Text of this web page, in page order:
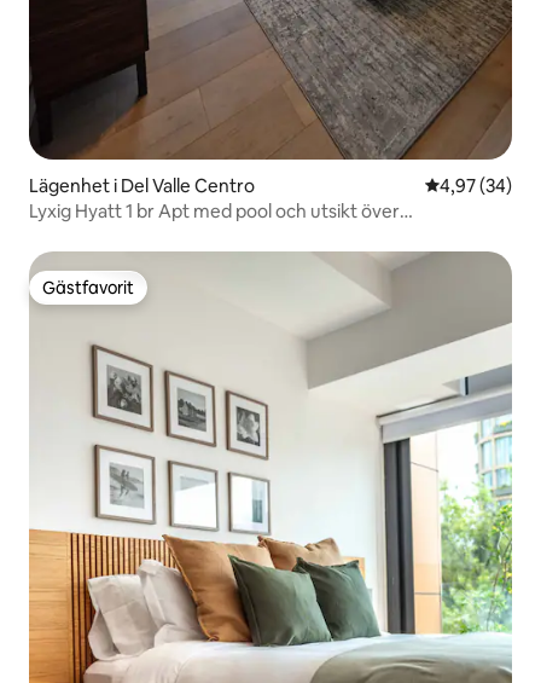
Lägenhet i Del Valle Centro 4,97 av 5 i
4,97 (34)
Lyxig Hyatt 1 br Apt med pool och utsikt över
Gästfavorit
Gästfavorit